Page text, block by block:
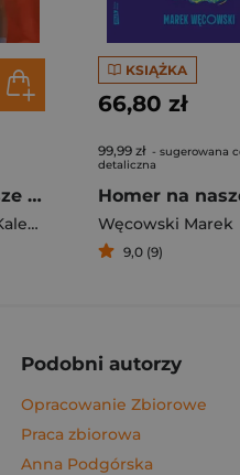
Rafał Majka. Zawsze z przodu. Rozmawia Tomasz Kalemba - książka z autografem
KSIĄŻKA
66,80 zł
99,99 zł - sugerowana
detaliczna
Homer na
Węcowski Marek
9,0 (9)
Podobni autorzy
Opracowanie Zbiorowe
Praca zbiorowa
Anna Podgórska